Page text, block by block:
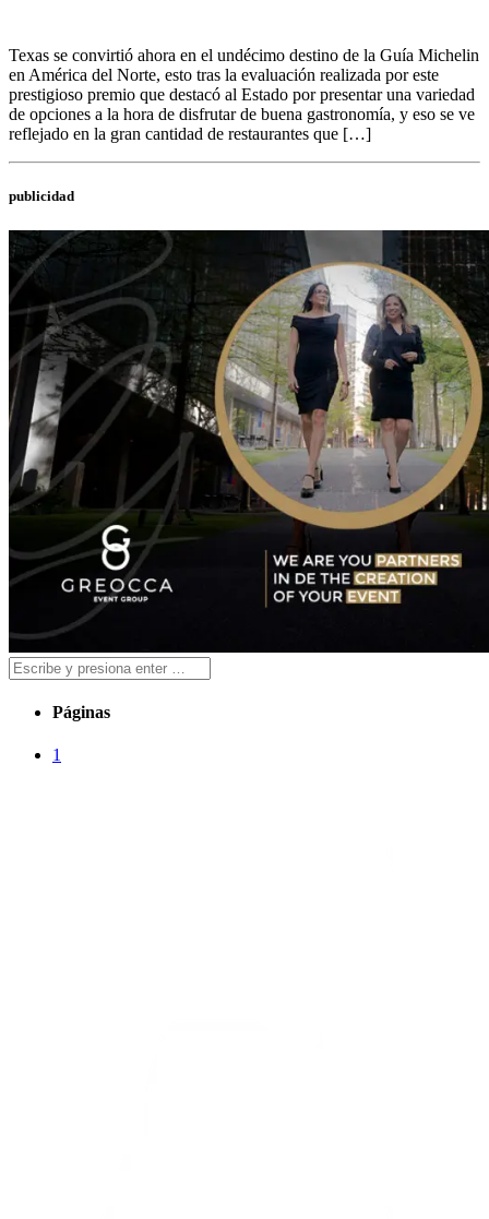
Texas se convirtió ahora en el undécimo destino de la Guía Michelin
en América del Norte, esto tras la evaluación realizada por este
prestigioso premio que destacó al Estado por presentar una variedad
de opciones a la hora de disfrutar de buena gastronomía, y eso se ve
reflejado en la gran cantidad de restaurantes que […]
publicidad
Páginas
1